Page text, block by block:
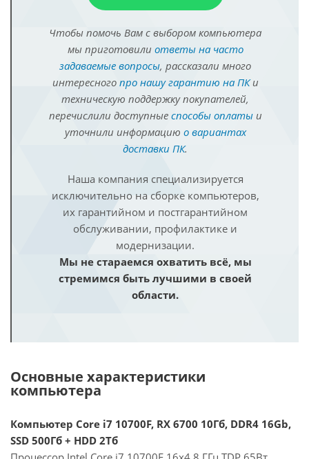
Чтобы помочь Вам с выбором компьютера
мы приготовили ответы на часто
задаваемые вопросы, рассказали много
интересного про нашу гарантию на ПКи
техническую поддержку покупателей,
перечислили доступные способы оплатыи
уточнили информацию о вариантах
доставки ПК.
Наша компания специализируется
исключительно на сборке компьютеров,
их гарантийном и постгарантийном
обслуживании, профилактике и
модернизации.
Мы не стараемся охватить всё, мы
стремимся быть лучшими в своей
области.
Основные характеристики
компьютера
Компьютер Core i7 10700F, RX 6700 10Гб, DDR4 16Gb,
SSD 500Гб + HDD 2Тб